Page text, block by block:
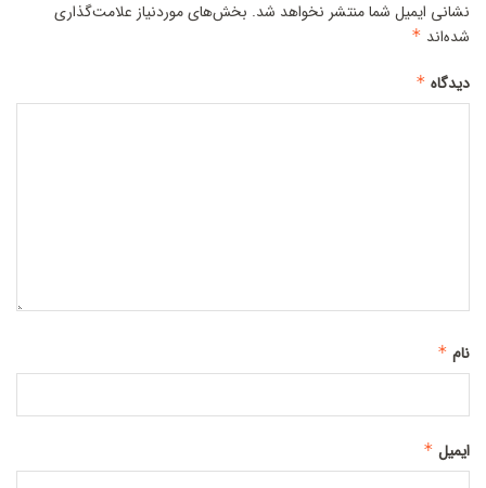
نشانی ایمیل شما منتشر نخواهد شد. بخش‌های موردنیاز علامت‌گذاری
شده‌اند *
دیدگاه *
نام *
ایمیل *